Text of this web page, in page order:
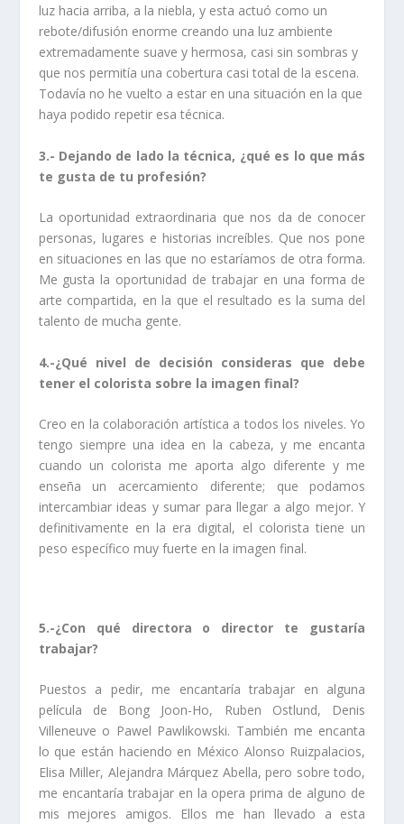
luz hacia arriba, a la niebla, y esta actuó como un
rebote/difusión enorme creando una luz ambiente
extremadamente suave y hermosa, casi sin sombras y
que nos permitía una cobertura casi total de la escena.
Todavía no he vuelto a estar en una situación en la que
haya podido repetir esa técnica.
3.- Dejando de lado la técnica, ¿qué es lo que más
te gusta de tu profesión?
La oportunidad extraordinaria que nos da de conocer
personas, lugares e historias increíbles. Que nos pone
en situaciones en las que no estaríamos de otra forma.
Me gusta la oportunidad de trabajar en una forma de
arte compartida, en la que el resultado es la suma del
talento de mucha gente.
4.-¿Qué nivel de decisión consideras que debe
tener el colorista sobre la imagen final?
Creo en la colaboración artística a todos los niveles. Yo
tengo siempre una idea en la cabeza, y me encanta
cuando un colorista me aporta algo diferente y me
enseña un acercamiento diferente; que podamos
intercambiar ideas y sumar para llegar a algo mejor. Y
definitivamente en la era digital, el colorista tiene un
peso específico muy fuerte en la imagen final.
5.-¿Con qué directora o director te gustaría
trabajar?
Puestos a pedir, me encantaría trabajar en alguna
película de Bong Joon-Ho, Ruben Ostlund, Denis
Villeneuve o Pawel Pawlikowski. También me encanta
lo que están haciendo en México Alonso Ruizpalacios,
Elisa Miller, Alejandra Márquez Abella, pero sobre todo,
me encantaría trabajar en la opera prima de alguno de
mis mejores amigos. Ellos me han llevado a esta